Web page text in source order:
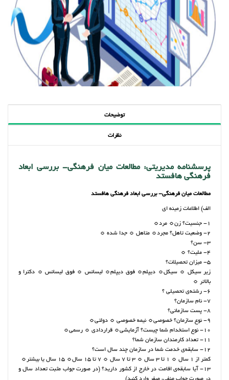
توضیحات
نظرات
پرسشنامه مدیریتی: مطالعات میان فرهنگی- بررسی ابعاد
فرهنگی هافستد
مطالعات میان فرهنگی- بررسی ابعاد فرهنگی هافستد
الف) اطلاعات زمینه ای
1- جنسیت؟ زن☼ مرد☼
2- وضعیت تاهل؟ مجرد☼ متاهل ☼ جدا شده ☼
3- سن؟
4- ملیت؟ ☼
5- میزان تحصیلات؟
زیر سیکل ☼ سیکل☼ دیپلم☼ فوق دیپلم☼ لیسانس ☼ فوق لیسانس ☼ دکترا و
بالاتر ☼
6- رشته‌ی‌ تحصیلی ؟
7- نام سازمان؟
8- پست سازمانی؟
9- نوع سازمان؟ خصوصی☼ نیمه خصوصی ☼ دولتی☼
10- نوع استخدام شما چیست؟ آزمایشی☼ قراردادی ☼ رسمی☼
11- تعداد کارمندان سازمان شما؟
12- سابقه‌ی خدمت شما در سازمان چند سال است؟
کمتر از 1 سال ☼ 1 تا 3 سال ☼ 3 تا 7 سال ☼ 7 تا 15 سال☼ 15 سال یا بیشتر☼
13- آیا سابقه‌ی اقامت در خارج از کشور دارید؟ (در صورت جواب مثبت تعداد سال و